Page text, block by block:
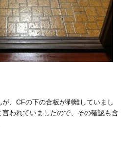
、CFの下の合板が剥離していまし
われていましたので、その確認も含